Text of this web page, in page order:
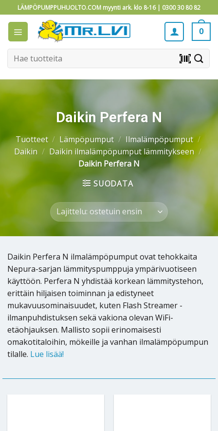
to
content
LÄMPÖPUMPPUHUOLTO.COM myynti ark. klo 8-16 | 0300 30 80 82
0
Etsi: barcode_scanner
Daikin Perfera N
Tuotteet / Lämpöpumput / Ilmalämpöpumput /
Daikin / Daikin ilmalämpöpumput lämmitykseen /
Daikin Perfera N
SUODATA
Daikin Perfera N ilmalämpöpumput ovat tehokkaita
Nepura-sarjan lämmityspumppuja ympärivuotiseen
käyttöön. Perfera N yhdistää korkean lämmitystehon,
erittäin hiljaisen toiminnan ja edistyneet
mukavuusominaisuudet, kuten Flash Streamer -
ilmanpuhdistuksen sekä vakiona olevan WiFi-
etäohjauksen. Mallisto sopii erinomaisesti
omakotitaloihin, mökeille ja vanhan ilmalämpöpumpun
tilalle. Lue lisää!